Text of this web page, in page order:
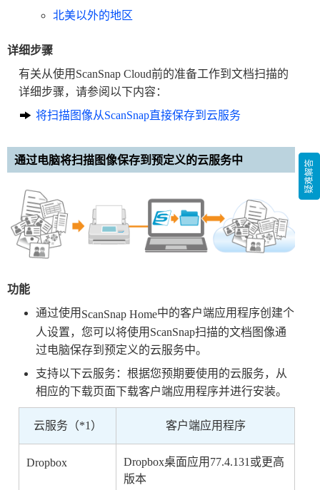
北美以外的地区
详细步骤
有关从使用ScanSnap Cloud前的准备工作到文档扫描的
详细步骤，请参阅以下内容：
将扫描图像从ScanSnap直接保存到云服务
通过电脑将扫描图像保存到预定义的云服务中
功能
通过使用 ScanSnap Home中的客户端应用程序创建个
人设置，您可以将使用ScanSnap扫描的文档图像通
过电脑保存到预定义的云服务中。
支持以下云服务：根据您预期要使用的云服务，从
相应的下载页面下载客户端应用程序并进行安装。
云服务（*1） 客户端应用程序
Dropbox
Dropbox桌面应用77.4.131或更高
版本
疑难解答